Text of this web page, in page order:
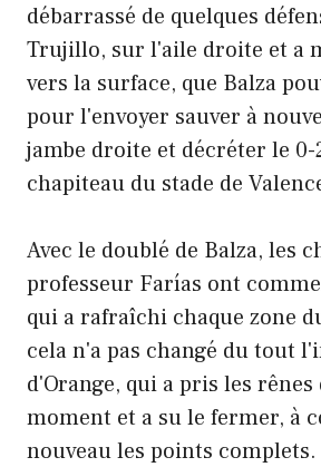
débarrassé de quelques
Trujillo, sur l'aile droite et a
vers la surface, que Balza
pour l'envoyer sauver à
jambe droite et décréter le 0-
chapiteau du stade de
Avec le doublé de Balza, les
professeur Farías ont
qui a rafraîchi chaque zone
cela n'a pas changé du tout
d'Orange, qui a pris les
moment et a su le fermer, à
nouveau les points complets.